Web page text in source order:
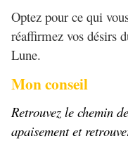
Optez pour ce qui
réaffirmez vos désirs
Lune.
Mon conseil
Retrouvez le chemin
apaisement et